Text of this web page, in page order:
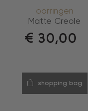
oorringen
Matte Creole
€ 30,00
shopping bag